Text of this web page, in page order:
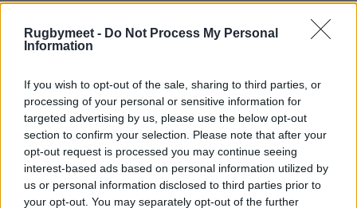
Rugbymeet - Do Not Process My Personal
Information
If you wish to opt-out of the sale, sharing to third parties, or
processing of your personal or sensitive information for
targeted advertising by us, please use the below opt-out
section to confirm your selection. Please note that after your
opt-out request is processed you may continue seeing
interest-based ads based on personal information utilized by
us or personal information disclosed to third parties prior to
your opt-out. You may separately opt-out of the further
Serie A1 e A2: risultati e classifiche
SERIE A
Serie A 2025/26: risultati e classifiche
della XIII giornata
Fabrizio Sicignano / 01.03.2026 17:14